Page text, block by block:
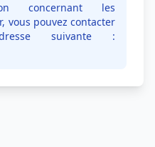
concernant les
vous pouvez contacter
suivante :